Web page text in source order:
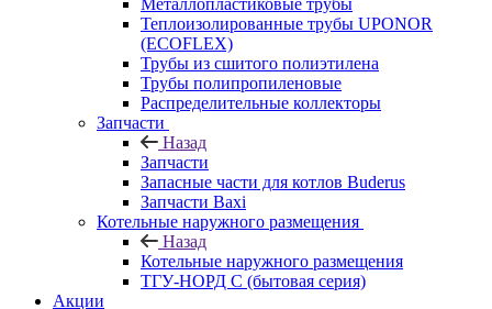
Металлопластиковые трубы
Теплоизолированные трубы UPONOR
(ECOFLEX)
Трубы из сшитого полиэтилена
Трубы полипропиленовые
Распределительные коллекторы
Запчасти
Назад
Запчасти
Запасные части для котлов Buderus
Запчасти Baxi
Котельные наружного размещения
Назад
Котельные наружного размещения
ТГУ-НОРД С (бытовая серия)
Акции